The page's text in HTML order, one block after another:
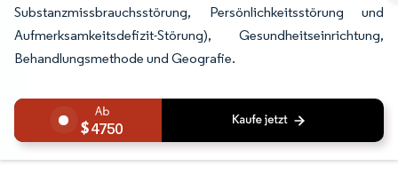
Substanzmissbrauchsstörung, Persönlichkeitsstörung und
Aufmerksamkeitsdefizit-Störung), Gesundheitseinrichtung,
Behandlungsmethode und Geografie.
4750